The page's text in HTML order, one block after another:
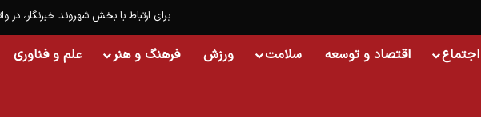
برای ارتباط با بخش شهروند خبرنگار، در واتساپ
اجتماع اقتصاد و توسعه سلامت ورزش فرهنگ و هنر علم و فناوری